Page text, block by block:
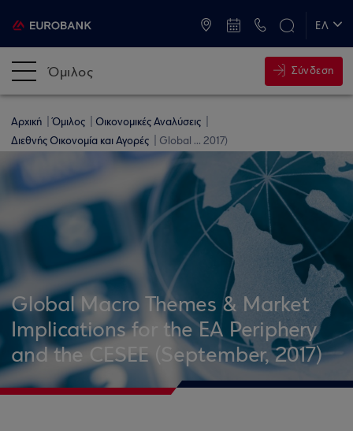
ΕΛ
Όμιλος Σύνδεση
Αρχική Όμιλος
Οικονομικές Αναλύσεις
Διεθνής Οικονομία και Αγορές
Global ... 2017)
Global Macro Themes & Market
Implications for the EA Periphery
and the CESEE (September, 2017)